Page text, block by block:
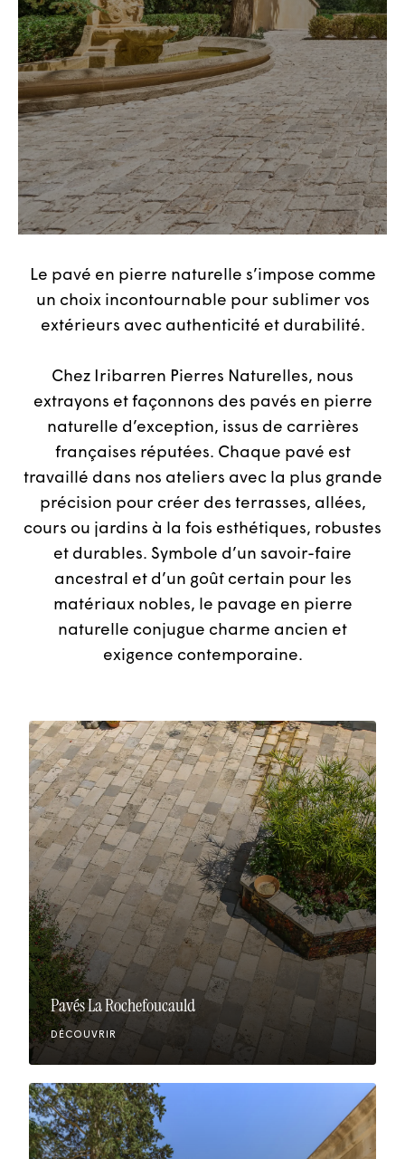
Le pavé en pierre naturelle s’impose comme
un choix incontournable pour sublimer vos
extérieurs avec authenticité et durabilité.
Chez Iribarren Pierres Naturelles, nous
extrayons et façonnons des pavés en pierre
naturelle d’exception, issus de carrières
françaises réputées. Chaque pavé est
travaillé dans nos ateliers avec la plus grande
précision pour créer des terrasses, allées,
cours ou jardins à la fois esthétiques, robustes
et durables. Symbole d’un savoir-faire
ancestral et d’un goût certain pour les
matériaux nobles, le pavage en pierre
naturelle conjugue charme ancien et
exigence contemporaine.
Pavés La Rochefoucauld
DÉCOUVRIR